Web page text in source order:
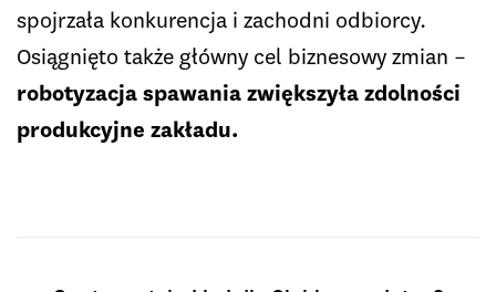
spojrzała konkurencja i zachodni odbiorcy.
Osiągnięto także główny cel biznesowy zmian –
robotyzacja spawania zwiększyła zdolności
produkcyjne zakładu.